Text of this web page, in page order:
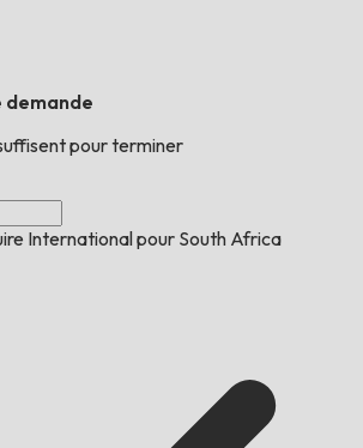
demande
pour terminer
International pour South Africa